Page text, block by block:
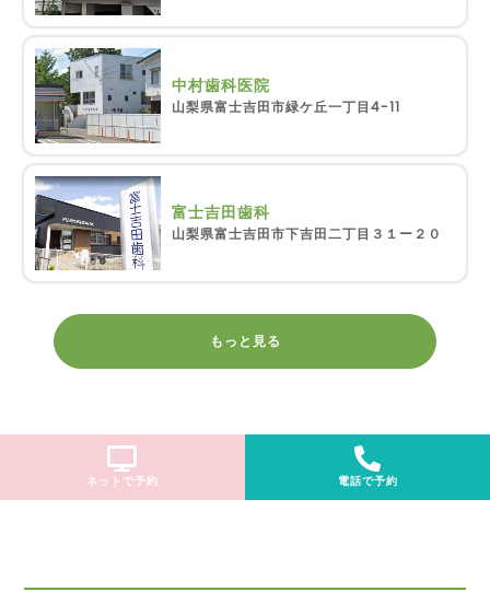
中村歯科医院
山梨県富士吉田市緑ケ丘一丁目4-11
富士吉田歯科
山梨県富士吉田市下吉田二丁目３１ー２０
もっと見る
ネットで予約 電話で予約